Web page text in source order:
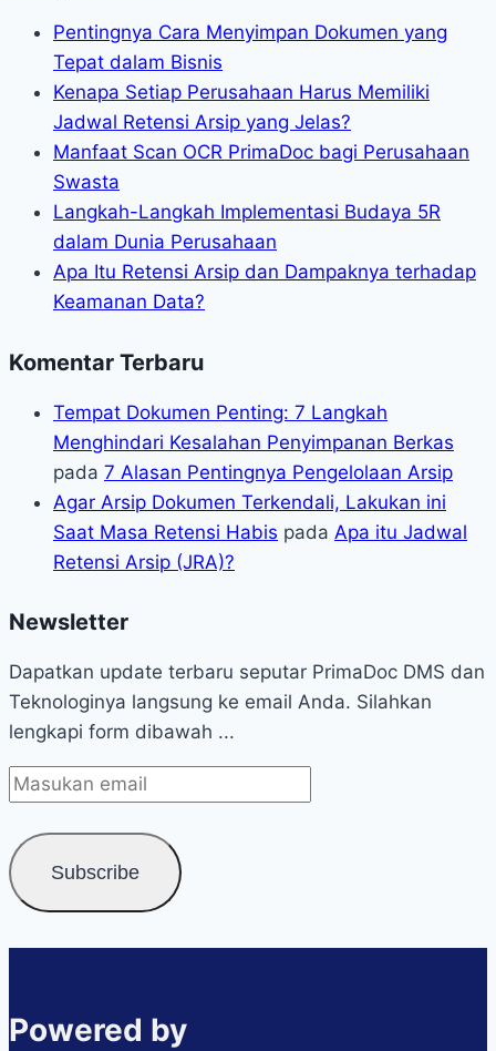
Pentingnya Cara Menyimpan Dokumen yang
Tepat dalam Bisnis
Kenapa Setiap Perusahaan Harus Memiliki
Jadwal Retensi Arsip yang Jelas?
Manfaat Scan OCR PrimaDoc bagi Perusahaan
Swasta
Langkah-Langkah Implementasi Budaya 5R
dalam Dunia Perusahaan
Apa Itu Retensi Arsip dan Dampaknya terhadap
Keamanan Data?
Komentar Terbaru
Tempat Dokumen Penting: 7 Langkah
Menghindari Kesalahan Penyimpanan Berkas
pada 7 Alasan Pentingnya Pengelolaan Arsip
Agar Arsip Dokumen Terkendali, Lakukan ini
Saat Masa Retensi Habis pada Apa itu Jadwal
Retensi Arsip (JRA)?
Newsletter
Dapatkan update terbaru seputar PrimaDoc DMS dan
Teknologinya langsung ke email Anda. Silahkan
lengkapi form dibawah ...
Powered by